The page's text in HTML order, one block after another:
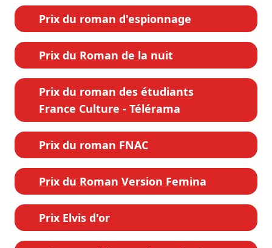
Prix du roman d'espionnage
Prix du Roman de la nuit
Prix du roman des étudiants
France Culture - Télérama
Prix du roman FNAC
Prix du Roman Version Femina
Prix Elvis d'or